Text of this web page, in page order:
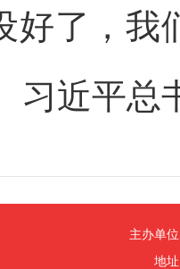
好了，我
习近平
主办单
地